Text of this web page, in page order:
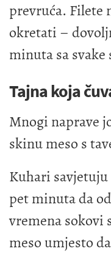
prevruća. Filete
okretati –
minuta sa
Tajna koja
Mnogi naprave
skinu meso s
Kuhari
pet minuta da
vremena sokovi
meso umjesto